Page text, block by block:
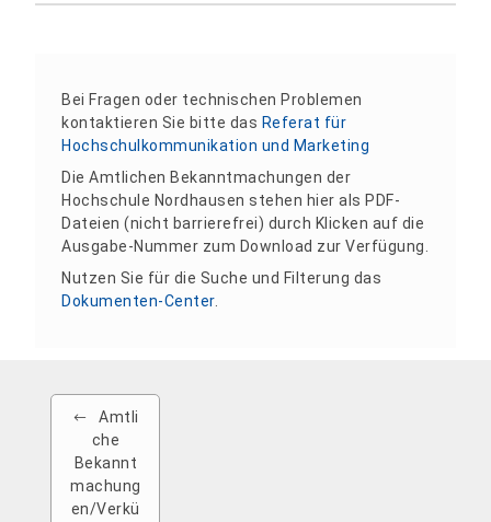
Bei Fragen oder technischen Problemen
kontaktieren Sie bitte das Referat für
Hochschulkommunikation und Marketing
Die Amtlichen Bekanntmachungen der
Hochschule Nordhausen stehen hier als PDF-
Dateien (nicht barrierefrei) durch Klicken auf die
Ausgabe-Nummer zum Download zur Verfügung.
Nutzen Sie für die Suche und Filterung das
Dokumenten-Center.
Amtli
che
Bekannt
machung
en/Verkü